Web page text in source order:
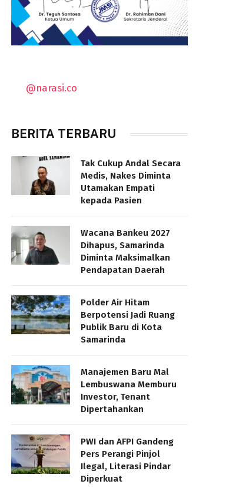
@narasi.co
BERITA TERBARU
Tak Cukup Andal Secara
Medis, Nakes Diminta
Utamakan Empati
kepada Pasien
Wacana Bankeu 2027
Dihapus, Samarinda
Diminta Maksimalkan
Pendapatan Daerah
Polder Air Hitam
Berpotensi Jadi Ruang
Publik Baru di Kota
Samarinda
Manajemen Baru Mal
Lembuswana Memburu
Investor, Tenant
Dipertahankan
PWI dan AFPI Gandeng
Pers Perangi Pinjol
Ilegal, Literasi Pindar
Diperkuat